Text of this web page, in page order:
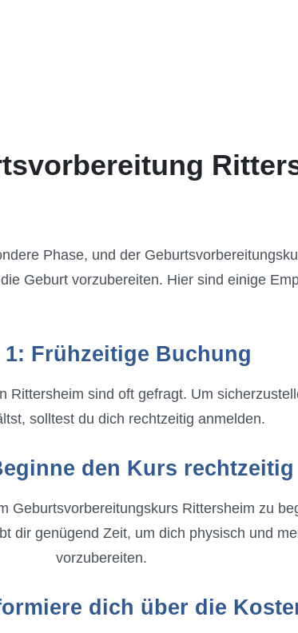
Phase, und der
Geburt vorzubereiten. Hier sind einige
Frühzeitige Buchung
Rittersheim sind oft gefragt. Um
solltest du dich rechtzeitig anmelden.
den Kurs rechtzeitig
Geburtsvorbereitungskurs Rittersheim zu
dir genügend Zeit, um dich physisch und
vorzubereiten.
dich über die